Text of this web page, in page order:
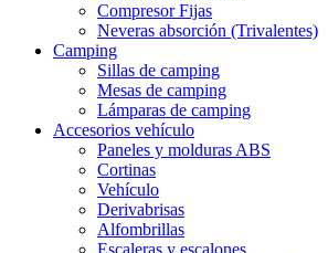
Compresor Fijas
Neveras absorción (Trivalentes)
Camping
Sillas de camping
Mesas de camping
Lámparas de camping
Accesorios vehículo
Paneles y molduras ABS
Cortinas
Vehículo
Derivabrisas
Alfombrillas
Escaleras y escalones